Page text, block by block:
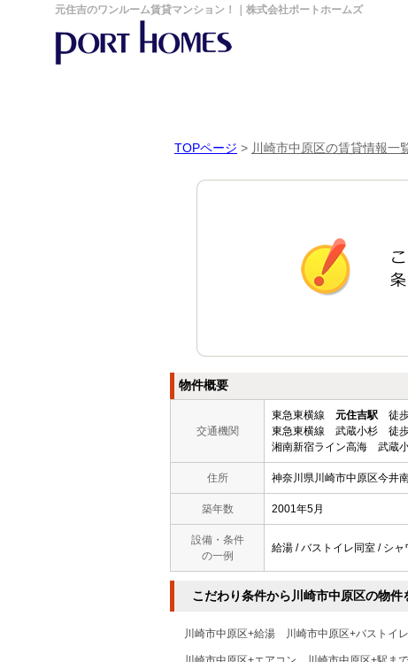
元住吉のワンルーム賃貸マンション！｜株式会社ポートホームズ
TOPページ > 川崎市中原区の賃貸情報一
物件概要
交通機関
東急東横線 元住吉駅 徒
東急東横線 武蔵小杉 徒
湘南新宿ライン高海 武蔵
住所 神奈川県川崎市中原区今井
築年数 2001年5月
設備・条件
の一例
給湯 / バストイレ同室 / シ
こだわり条件から川崎市中原区の物件
川崎市中原区+給湯 川崎市中原区+バストイ